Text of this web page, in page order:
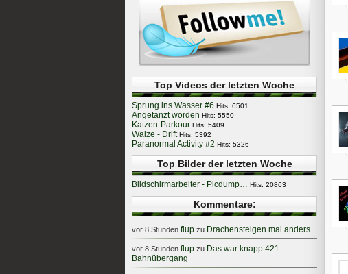
Top Videos der letzten Woche
Sprung ins Wasser #6 Hits: 6501
Angetanzt worden Hits: 5550
Katzen-Parkour Hits: 5409
Walze - Drift Hits: 5392
Paranormal Activity #2 Hits: 5326
Top Bilder der letzten Woche
Bildschirmarbeiter - Picdump… Hits: 20863
Kommentare:
vor 8 Stunden flup zu Drachensteigen mal anders
vor 8 Stunden flup zu Das war knapp 421:
Bahnübergang